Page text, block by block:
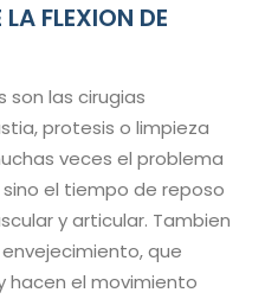
LA FLEXION DE
son las cirugias
protesis o limpieza
veces el problema
el tiempo de reposo
y articular. Tambien
que
hacen el movimiento